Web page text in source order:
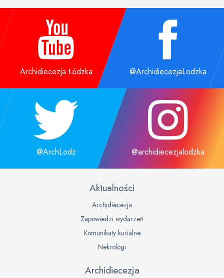
Archidiecezja Łódzka @ArchidiecezjaLodzka
@ArchLodz @archidiecezjalodzka
Aktualności
Archidiecezja
Zapowiedzi wydarzeń
Komunikaty kurialne
Nekrologi
Archidiecezja